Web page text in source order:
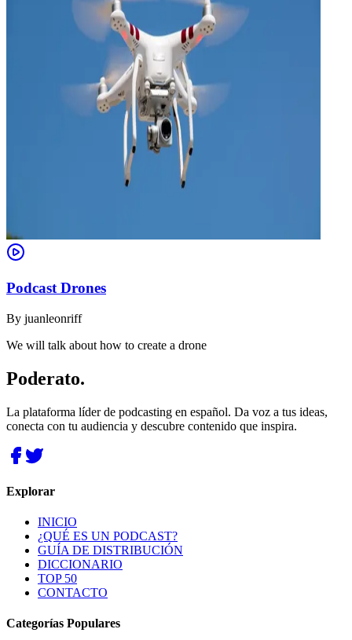
Podcast Drones
By juanleonriff
We will talk about how to create a drone
Poderato.
La plataforma líder de podcasting en español. Da voz a tus ideas,
conecta con tu audiencia y descubre contenido que inspira.
Explorar
INICIO
¿QUÉ ES UN PODCAST?
GUÍA DE DISTRIBUCIÓN
DICCIONARIO
TOP 50
CONTACTO
Categorías Populares